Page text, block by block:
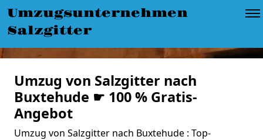
Umzugsunternehmen
Salzgitter
Umzug von Salzgitter nach
Buxtehude ☛ 100 % Gratis-
Angebot
Umzug von Salzgitter nach Buxtehude : Top-